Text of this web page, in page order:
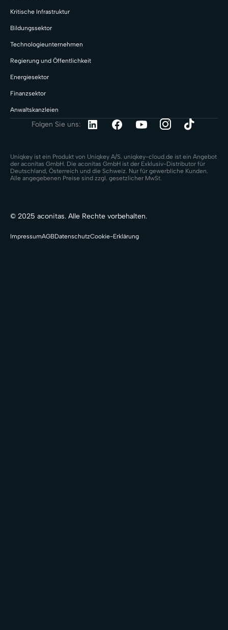
Kritische Infrastruktur
Bildungssektor
Technologieunternehmen
Regierung und Öffentlichkeit
Energiesektor
Finanzsektor
Anwaltskanzleien
Folgen Sie uns:
Uniqkey ist ein Produkt von Uniqkey A/S. uniqkey-cloud.de ist ein Angebot
der aconitas GmbH. Die aconitas GmbH ist der Exklusiv-Distributor für
Deutschland, Österreich und die Schweiz. Nur für gewerbliche Kunden.
Alle angegebenen Preise sind zzgl. gesetzlicher MwSt.
© 2025 aconitas. Alle Rechte vorbehalten.
ImpressumAGBDatenschutzCookie-Erklärung